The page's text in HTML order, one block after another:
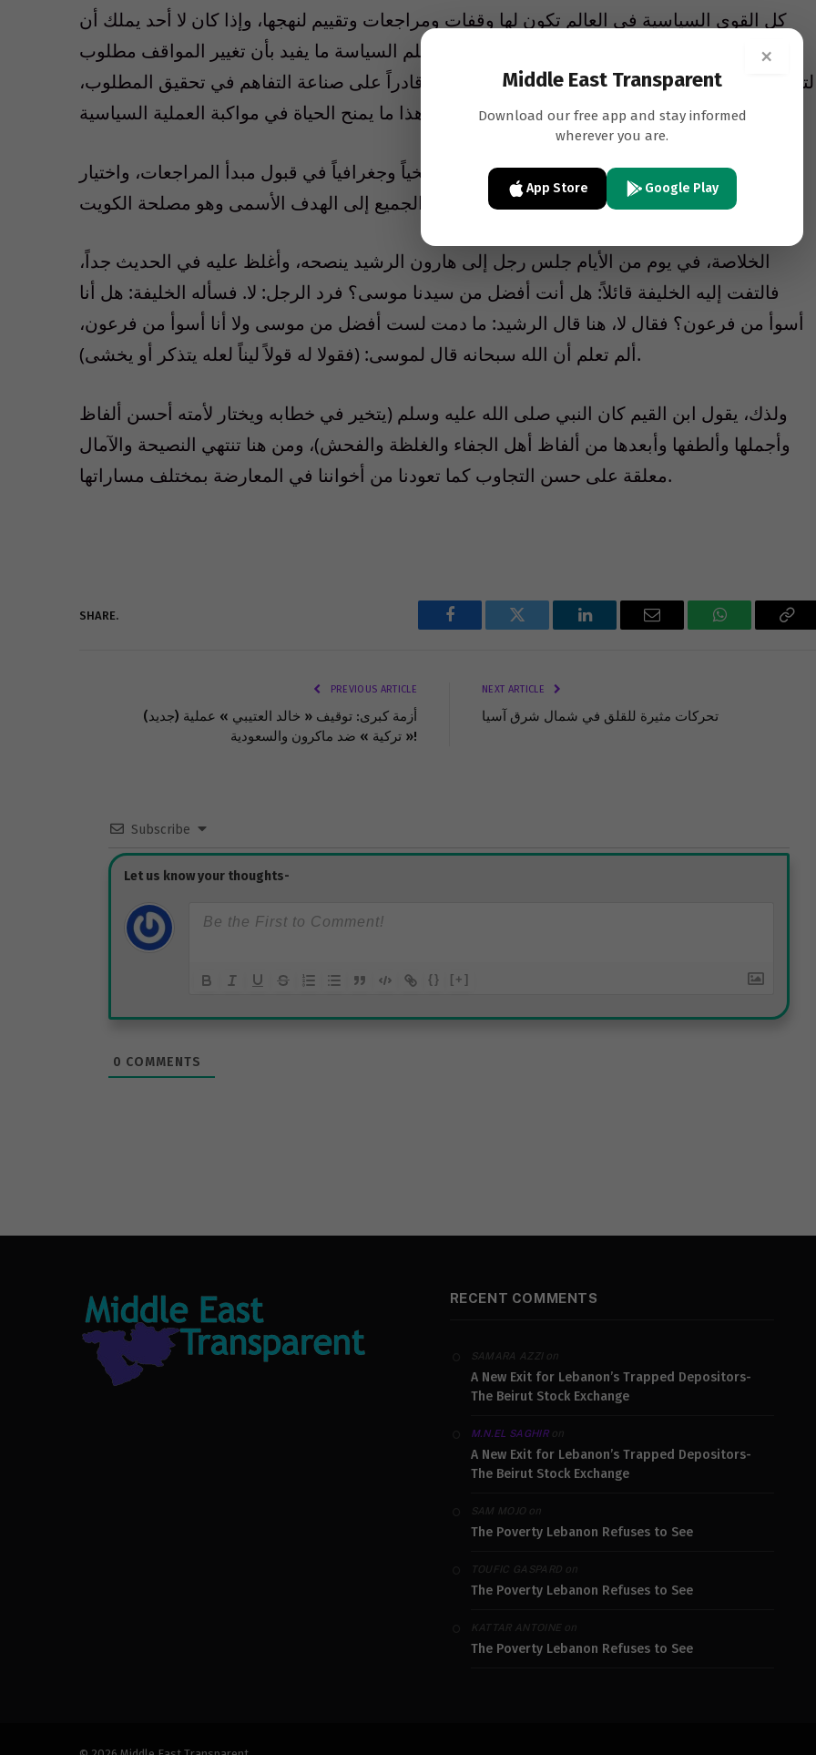
كل القوى السياسية في العالم تكون لها وقفات ومراجعات وتقييم لنهجها، وإذا كان لا أحد يملك أن
يطلب من سياسي أو غيره تغيير مبدأه إلا أنه في علم السياسة ما يفيد بأن تغيير المواقف مطلوب
لتحقيق الهدف، خصوصاً إذا كان الطرف الثاني شريكاً قادراً على صناعة التفاهم في تحقيق المطلوب،
لذلك، لا بد أن نحتذي بهذه التجارب غير البعيدة تاريخياً وجغرافياً في قبول مبدأ المراجعات، واختيار
الأنسب منها للمرحلة بما يضمن وصول الجميع إلى الهدف الأسمى وهو مصلحة الكويت.
الخلاصة، في يوم من الأيام جلس رجل إلى هارون الرشيد ينصحه، وأغلظ عليه في الحديث جداً،
فالتفت إليه الخليفة قائلاً: هل أنت أفضل من سيدنا موسى؟ فرد الرجل: لا. فسأله الخليفة: هل أنا
أسوأ من فرعون؟ فقال لا، هنا قال الرشيد: ما دمت لست أفضل من موسى ولا أنا أسوأ من فرعون،
ألم تعلم أن الله سبحانه قال لموسى: (فقولا له قولاً ليناً لعله يتذكر أو يخشى).
ولذك، يقول ابن القيم كان النبي صلى الله عليه وسلم (يتخير في خطابه ويختار لأمته أحسن ألفاظ
وأجملها وألطفها وأبعدها من ألفاظ أهل الجفاء والغلظة والفحش)، ومن هنا تنتهي النصيحة والآمال
معلقة على حسن التجاوب كما تعودنا من أخواننا في المعارضة بمختلف مساراتها.
SHARE.
Facebook Twitter LinkedIn Email WhatsApp
PREVIOUS ARTICLE
(جديد) أزمة كبرى: توقيف « خالد العتيبي » عملية
« تركية » ضد ماكرون والسعودية!
NEXT ARTICLE
تحركات مثيرة للقلق في شمال شرق آسيا
Subscribe
{} [+]
0 COMMENTS
RECENT COMMENTS
SAMARA AZZIon
A New Exit for Lebanon’s Trapped Depositors-
The Beirut Stock Exchange
M.N.EL SAGHIRon
A New Exit for Lebanon’s Trapped Depositors-
The Beirut Stock Exchange
SAM MOJO on
The Poverty Lebanon Refuses to See
TOUFIC GASPARD on
The Poverty Lebanon Refuses to See
KATTAR ANTOINEon
The Poverty Lebanon Refuses to See
×
Middle East Transparent
Download our free app and stay informed
wherever you are.
App Store Google Play